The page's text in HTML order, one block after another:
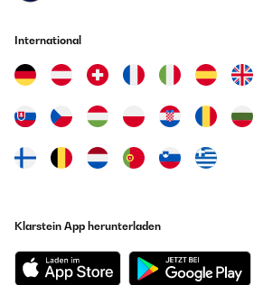
International
Klarstein App herunterladen